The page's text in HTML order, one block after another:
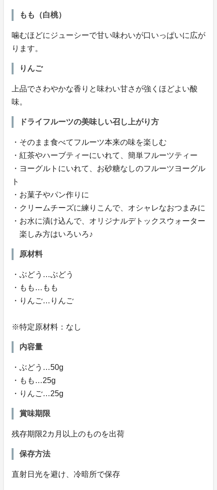
もも（白桃）
噛むほどにジューシーで甘い味わいが口いっぱいに広が
ります。
りんご
上品でさわやかな香りと味わい甘さが強くほどよい酸
味。
ドライフルーツの美味しい召し上がり方
・そのまま食べてフルーツ本来の味を楽しむ
・紅茶やハーブティーにいれて、簡単フルーツティー
・ヨーグルトにいれて、お砂糖なしのフルーツヨーグル
ト
・お菓子やパン作りに
・クリームチーズに練りこんで、オシャレなおつまみに
・お水に漬け込んで、オリジナルデトックスウォーター
楽しみ方はいろいろ♪
原材料
・ぶどう…ぶどう
・もも…もも
・りんご…りんご
※特定原材料：なし
内容量
・ぶどう…50g
・もも…25g
・りんご…25g
賞味期限
残存期限2カ月以上のものを出荷
保存方法
直射日光を避け、冷暗所で保存